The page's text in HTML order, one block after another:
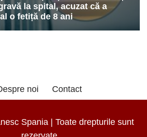
noi Contact
Spania | Toate drepturile sunt